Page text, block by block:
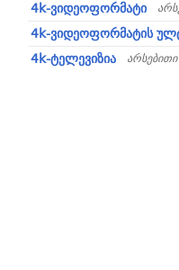
4k-ვიდეოფორმატი
4k-ვიდეოფორმატის
4k-ტელევიზია